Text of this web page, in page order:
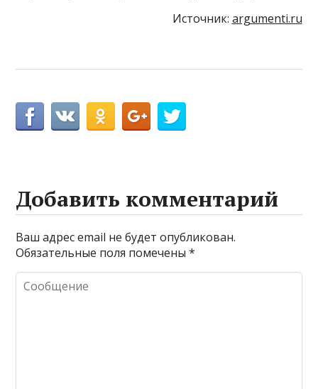
Источник: argumenti.ru
Добавить комментарий
Ваш адрес email не будет опубликован.
Обязательные поля помечены*